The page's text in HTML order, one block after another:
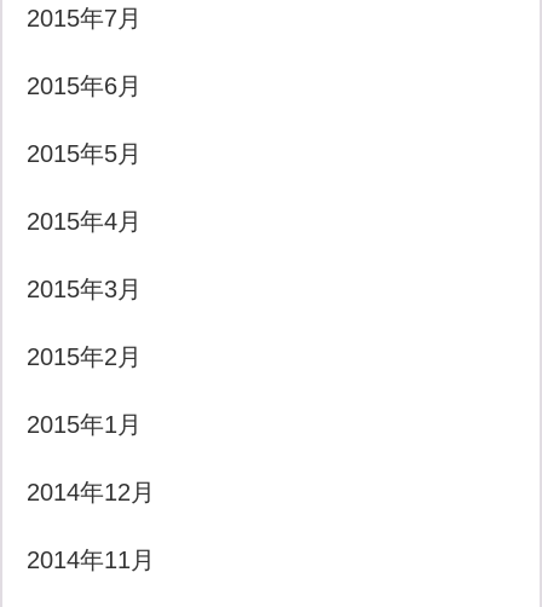
2015年7月
2015年6月
2015年5月
2015年4月
2015年3月
2015年2月
2015年1月
2014年12月
2014年11月